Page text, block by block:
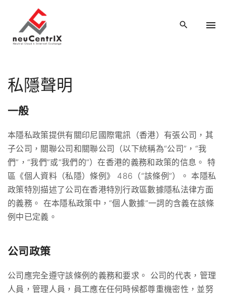
私隱聲明
一般
本隱私政策提供有關印尼國際電訊（香港）有張公司，其
子公司，關聯公司和關聯公司（以下統稱為“公司”，“我
們”，“我們”或“我們的”）在香港的義務和政策的信息。 特
區《個人資料（私隱）條例》 486（“該條例”）。 本隱私
政策特別描述了公司在香港特別行政區數據隱私法律方面
的義務。 在本隱私政策中，“個人數據”一詞的含義在該條
例中已定義。
公司政策
公司應完全遵守該條例的義務和要求。 公司的代表，管理
人員，管理人員，員工應在任何時候都尊重機密性，並努